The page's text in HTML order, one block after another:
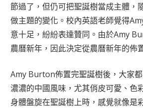
節過了，但仍可把聖誕樹當成主體，
做主題的變化。校內英語老師覺得
意十足，紛紛表達贊同。由於Amy
農曆新年，因此決定從農曆新年的佈
Amy Burton佈置完聖誕樹後，大家
濃濃的中國風味，尤其俏皮可愛、色
身體盤旋在聖誕樹上時，感覺就像是